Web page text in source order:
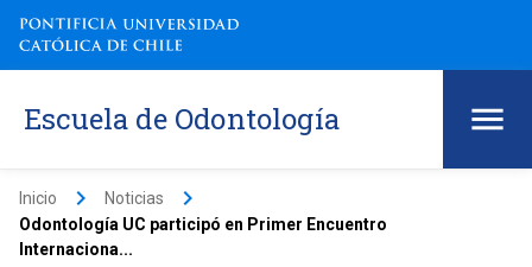
Escuela de Odontología
Inicio keyboard_arrow_right Noticias keyboard_arrow_right
Odontología UC participó en Primer Encuentro
Internaciona...